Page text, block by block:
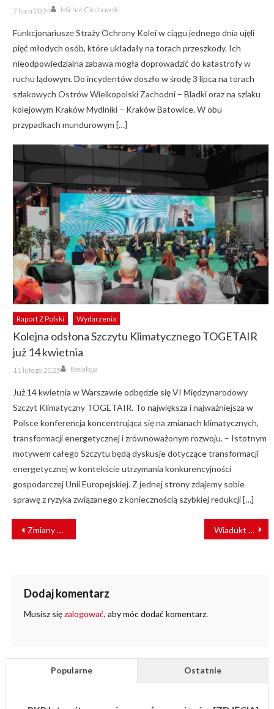
Posted
on
7 lipca 2024 Author
Michał Ciechowski
Funkcjonariusze Straży Ochrony Kolei w ciągu jednego dnia ujęli
pięć młodych osób, które układały na torach przeszkody. Ich
nieodpowiedzialna zabawa mogła doprowadzić do katastrofy w
ruchu lądowym. Do incydentów doszło w środę 3 lipca na torach
szlakowych Ostrów Wielkopolski Zachodni – Bladki oraz na szlaku
kolejowym Kraków Mydlniki – Kraków Batowice. W obu
przypadkach mundurowym […]
Raport Z Polski Wydarzenia
Kolejna odsłona Szczytu Klimatycznego TOGETAIR
już 14 kwietnia
Posted
on
11 lutego 2025 Author
Redakcja
Już 14 kwietnia w Warszawie odbędzie się VI Międzynarodowy
Szczyt Klimatyczny TOGETAIR. To największa i najważniejsza w
Polsce konferencja koncentrująca się na zmianach klimatycznych,
transformacji energetycznej i zrównoważonym rozwoju. – Istotnym
motywem całego Szczytu będą dyskusje dotyczące transformacji
energetycznej w kontekście utrzymania konkurencyjności
gospodarczej Unii Europejskiej. Z jednej strony zdajemy sobie
sprawę z ryzyka związanego z koniecznością szybkiej redukcji […]
NAWIGACJA
WPISU
Zmiany w ofercie „Wspólny Bilet Samorządowy” Wiadukt nad linią Warszawa – Białystok gotowy
Dodaj komentarz
Musisz sięzalogować, aby móc dodać komentarz.
Popularne Ostatnie